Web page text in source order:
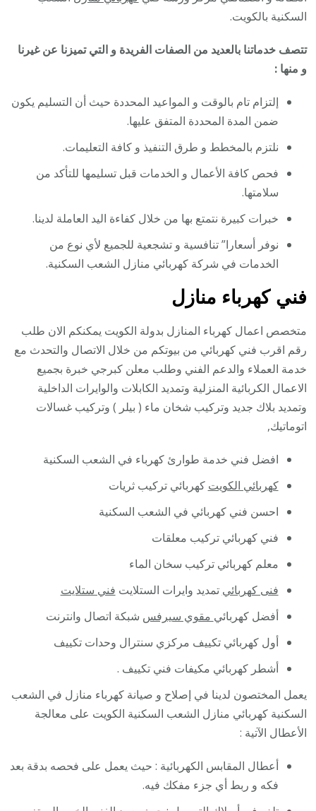
السكنية بالكويت.
تتصف خدماتنا بالعديد من الصفات الفريدة و التي تميزنا عن غيرنا
و منها :
إلتزام تام بالوقت و المواعيد المحددة حيث أن التسليم يكون
ضمن المدة المحددة المتفق عليها.
نلتزم بالمخطط و طرق التنفيذ و كافة التعليمات.
فحص كافة الأعمال و الخدمات قبل تسليمها للتأكد من
سلامتها.
خبرات كبيرة نتمتع بها من خلال كفاءة اليد العاملة لدينا.
نوفر أسعارا” تنافسية و تشجعية للجميع لأي نوع من
الخدمات في شركة كهربائي منازل الشعب السكنية.
فني كهرباء منازل
متخصص اعمال كهرباء المنازل بدولة الكويت يمكنكم الان طلب
رقم اقرب فني كهربائي من بيوتكم من خلال الاتصال والتحدث مع
خدمة العملاء والدعم الفني وطلب معلن كبرجي خبرة بجميع
الاعمال الكربائية المنزلية وتمديد الكابلات والوايرات الداخلية
وتمديد بلاك جديد وتركيب شخان ماء ( بيلر ) وتركيب غسالات
اتوماتيك,
افضل فني خدمة طوارئ كهرباء في الشعب السكنية
كهربائي الكويت كهربائي تركيب ثريات
احسن فني كهربائي في الشعب السكنية
فني كهربائي تركيب معلقات
معلم كهربائي تركيب سخان الماء
فنى كهربائي تمديد وايرات الستلايت فني ستلايت
أفضل كهربائي مقوي سيرفس شبكة اتصال وانترنت
أول كهربائي تكييف مركزي سنترال وحدات تكييف
أشطر كهربائي مكيفات فني تكييف .
يعمل المختصون لدينا في إصلاح و صيانة كهرباء منازل في الشعب
السكنية كهربائي منازل الشعب السكنية الكويت على معالجة
الأعطال الآتية :
أعطال المقابس الكهربائية : حيث يعمل على فحصه بدقة بعد
فكه و ربط أي جزء مفكك فيه.